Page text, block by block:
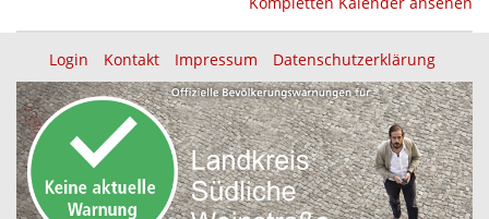
Login Kontakt Impressum Datenschutzerklärung